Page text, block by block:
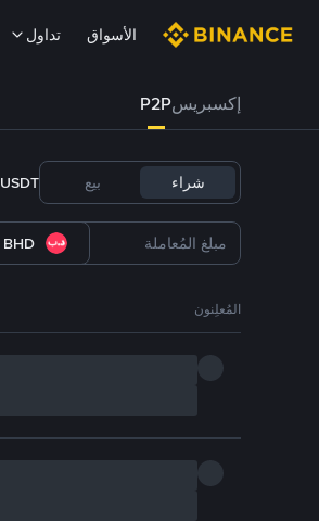
الأسواق تداول
إكسبريسP2P
شراء بيع USDT
BHD
المُعلِنون